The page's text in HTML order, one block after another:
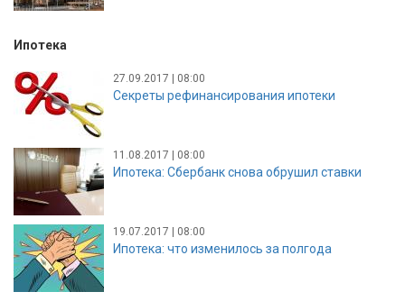
Ипотека
27.09.2017 | 08:00
Секреты рефинансирования ипотеки
11.08.2017 | 08:00
Ипотека: Сбербанк снова обрушил ставки
19.07.2017 | 08:00
Ипотека: что изменилось за полгода